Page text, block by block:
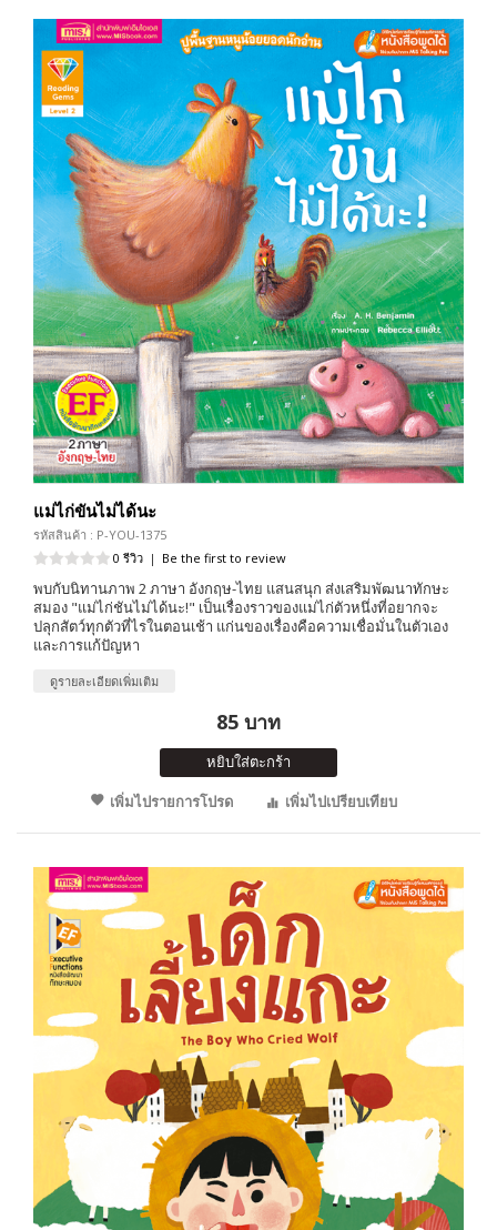
แม่ไก่ขันไม่ได้นะ
รหัสสินค้า : P-YOU-1375
0 รีวิว | Be the first to review
พบกับนิทานภาพ 2 ภาษา อังกฤษ-ไทย แสนสนุก ส่งเสริมพัฒนาทักษะ
สมอง "แม่ไก่ชันไม่ได้นะ!" เป็นเรื่องราวของแม่ไก่ตัวหนึ่งที่อยากจะ
ปลุกสัตว์ทุกตัวที่ไรในตอนเช้า แก่นของเรื่องคือความเชื่อมั่นในตัวเอง
และการแก้ปัญหา
ดูรายละเอียดเพิ่มเติม
85 บาท
หยิบใส่ตะกร้า
เพิ่มไปรายการโปรด
เพิ่มไปเปรียบเทียบ